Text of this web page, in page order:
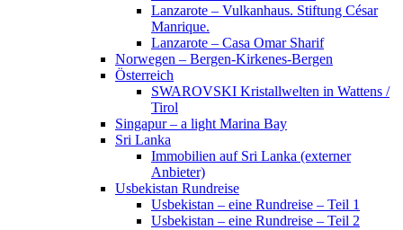
Lanzarote – Vulkanhaus. Stiftung César
Manrique.
Lanzarote – Casa Omar Sharif
Norwegen – Bergen-Kirkenes-Bergen
Österreich
SWAROVSKI Kristallwelten in Wattens /
Tirol
Singapur – a light Marina Bay
Sri Lanka
Immobilien auf Sri Lanka (externer
Anbieter)
Usbekistan Rundreise
Usbekistan – eine Rundreise – Teil 1
Usbekistan – eine Rundreise – Teil 2